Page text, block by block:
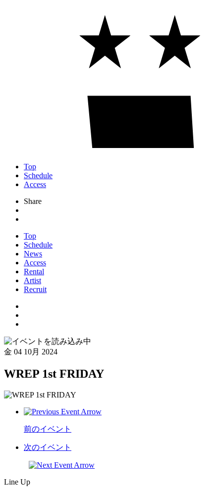
Top
Schedule
Access
Share
Top
Schedule
News
Access
Rental
Artist
Recruit
金 04 10月 2024
WREP 1st FRIDAY
前のイベント
次のイベント
Line Up